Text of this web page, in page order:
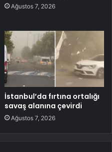
Ağustos 7, 2026
İstanbul’da fırtına ortalığı
savaş alanına çevirdi
Ağustos 7, 2026